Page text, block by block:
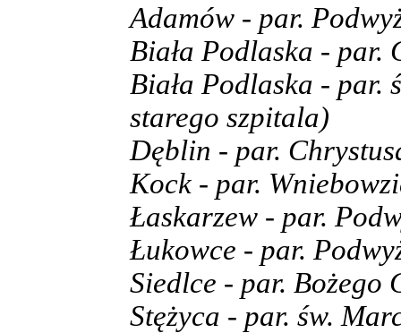
Adamów - par.
Biała Podlaska - par.
Biała Podlaska -
starego szpitala)
Dęblin - par.
Kock - par.
Łaskarzew - par.
Łukowce - par.
Siedlce - par. Bożego
Stężyca - par. św.